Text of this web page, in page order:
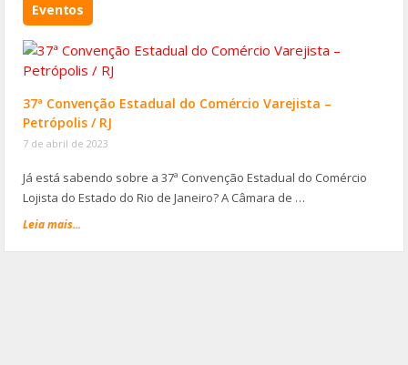
Eventos
37ª Convenção Estadual do Comércio Varejista –
Petrópolis / RJ
7 de abril de 2023
Já está sabendo sobre a 37ª Convenção Estadual do Comércio
Lojista do Estado do Rio de Janeiro? A Câmara de …
Leia mais...